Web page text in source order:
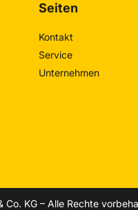
Seiten
Kontakt
Service
Unternehmen
KG – Alle Rechte